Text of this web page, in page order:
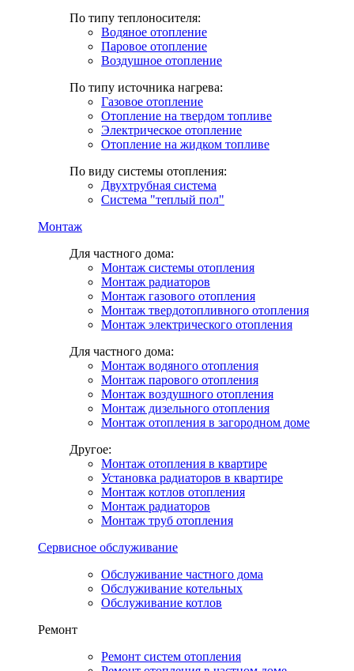
По типу теплоносителя:
Водяное отопление
Паровое отопление
Воздушное отопление
По типу источника нагрева:
Газовое отопление
Отопление на твердом топливе
Электрическое отопление
Отопление на жидком топливе
По виду системы отопления:
Двухтрубная система
Система "теплый пол"
Монтаж
Для частного дома:
Монтаж системы отопления
Монтаж радиаторов
Монтаж газового отопления
Монтаж твердотопливного отопления
Монтаж электрического отопления
Для частного дома:
Монтаж водяного отопления
Монтаж парового отопления
Монтаж воздушного отопления
Монтаж дизельного отопления
Монтаж отопления в загородном доме
Другое:
Монтаж отопления в квартире
Установка радиаторов в квартире
Монтаж котлов отопления
Монтаж радиаторов
Монтаж труб отопления
Сервисное обслуживание
Обслуживание частного дома
Обслуживание котельных
Обслуживание котлов
Ремонт
Ремонт систем отопления